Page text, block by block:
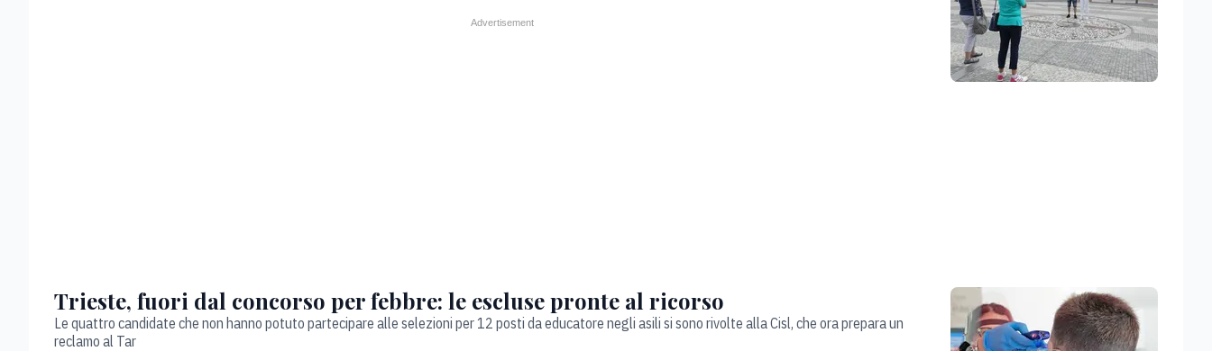
Trieste, fuori dal concorso per febbre: le escluse pronte al ricorso
Le quattro candidate che non hanno potuto partecipare alle selezioni per 12 posti da educatore negli asili si sono rivolte alla Cisl, che ora prepara un
reclamo al Tar